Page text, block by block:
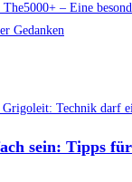
– Eine
Gedanken
sein: Tipps